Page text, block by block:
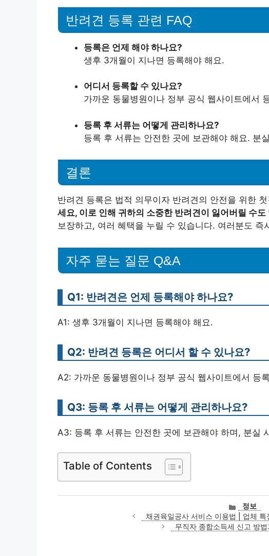
반려견 등록 관련 FAQ
등록은 언제 해야 하나요?
생후 3개월이 지나면 등록해야 해요.
어디서 등록할 수 있나요?
가까운 동물병원이나 정부 공식 웹사이트에서
등록 후 서류는 어떻게 관리하나요?
등록 후 서류는 안전한 곳에 보관해야 해요. 분
결론
반려견 등록은 법적 의무이자 반려견의 안전을 위한
세요, 이로 인해 귀하의 소중한 반려견이 잃어버릴 수도
보장하고, 여러 혜택을 누릴 수 있습니다. 여러분도 즉
자주 묻는 질문 Q&A
Q1: 반려견은 언제 등록해야 하나요?
A1: 생후 3개월이 지나면 등록해야 해요.
Q2: 반려견 등록은 어디서 할 수 있나요?
A2: 가까운 동물병원이나 정부 공식 웹사이트에서 등
Q3: 등록 후 서류는 어떻게 관리하나요?
A3: 등록 후 서류는 안전한 곳에 보관해야 하며, 분실
Table of Contents
카
테
고
정보
채권육일공사 서비스 이용법 | 업체
무직자 종합소득세 신고 방